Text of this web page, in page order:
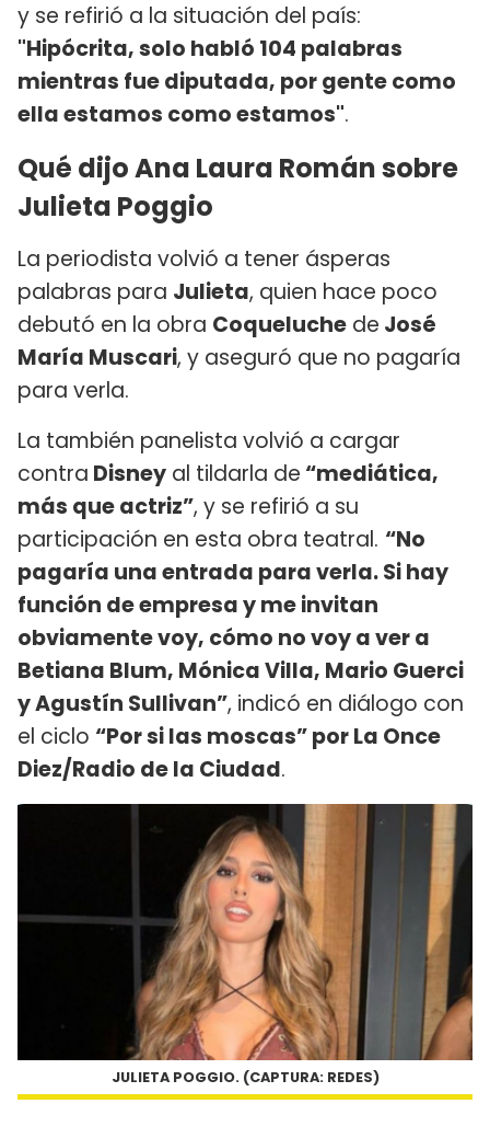
y se refirió a la situación del país:
"Hipócrita, solo habló 104 palabras
mientras fue diputada, por gente como
ella estamos como estamos".
Qué dijo Ana Laura Román sobre
Julieta Poggio
La periodista volvió a tener ásperas
palabras para Julieta, quien hace poco
debutó en la obra Coqueluche de José
María Muscari, y aseguró que no pagaría
para verla.
La también panelista volvió a cargar
contra Disney al tildarla de “mediática,
más que actriz”, y se refirió a su
participación en esta obra teatral. “No
pagaría una entrada para verla. Si hay
función de empresa y me invitan
obviamente voy, cómo no voy a ver a
Betiana Blum, Mónica Villa, Mario Guerci
y Agustín Sullivan”, indicó en diálogo con
el ciclo “Por si las moscas” por La Once
Diez/Radio de la Ciudad.
JULIETA POGGIO. (CAPTURA: REDES)